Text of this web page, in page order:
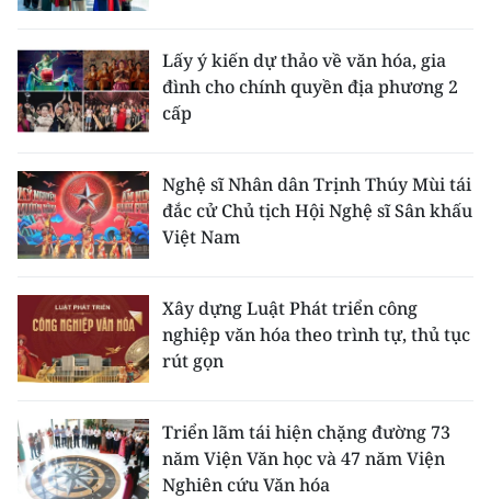
Lấy ý kiến dự thảo về văn hóa, gia
đình cho chính quyền địa phương 2
cấp
Nghệ sĩ Nhân dân Trịnh Thúy Mùi tái
đắc cử Chủ tịch Hội Nghệ sĩ Sân khấu
Việt Nam
Xây dựng Luật Phát triển công
nghiệp văn hóa theo trình tự, thủ tục
rút gọn
Triển lãm tái hiện chặng đường 73
năm Viện Văn học và 47 năm Viện
Nghiên cứu Văn hóa